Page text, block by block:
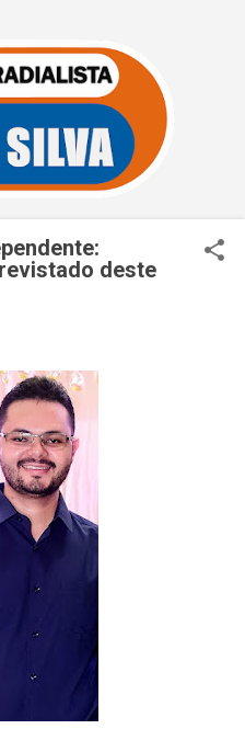
deste